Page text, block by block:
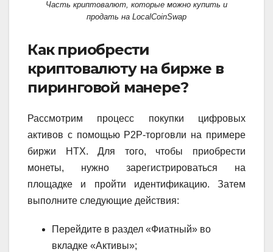
Часть криптовалют, которые можно купить и
продать на LocalCoinSwap
Как приобрести
криптовалюту на бирже в
пиринговой манере?
Рассмотрим процесс покупки цифровых
активов с помощью P2P-торговли на примере
биржи HTX. Для того, чтобы приобрести
монеты, нужно зарегистрироваться на
площадке и пройти идентификацию. Затем
выполните следующие действия:
Перейдите в раздел «Фиатный» во
вкладке «Активы»;